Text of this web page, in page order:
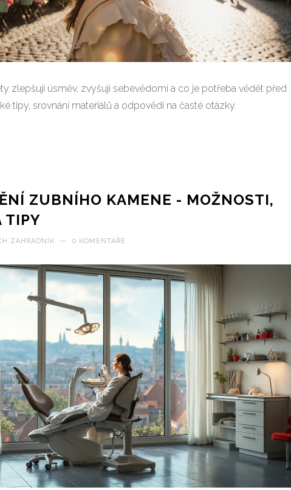
zlepšují úsměv, zvyšují sebevědomí a co je potřeba vědět před
tipy, srovnání materiálů a odpovědi na časté otázky.
ZUBNÍHO KAMENE - MOŽNOSTI,
TIPY
ZAHRADNÍK — 0 KOMENTÁŘE